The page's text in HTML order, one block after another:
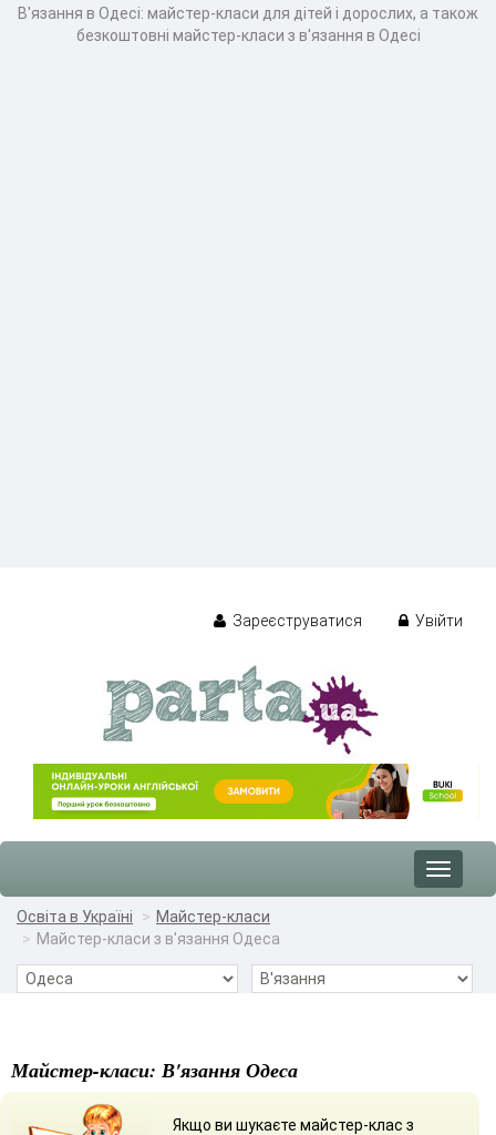
В'язання в Одесі: майстер-класи для дітей і дорослих, а також
безкоштовні майстер-класи з в'язання в Одесі
Зареєструватися Увійти
Toggle
Освіта в Україні
Майстер-класи
Майстер-класи з в'язання Одеса
Майстер-класи: В'язання Одеса
Якщо ви шукаєте майстер-клас з